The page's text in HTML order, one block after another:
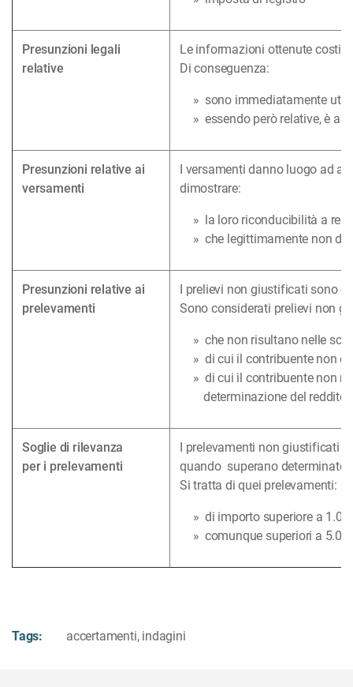
Presunzioni legali
relative
Le informazioni ottenute
Di conseguenza:
sono immediatamente
essendo però relative, è
Presunzioni relative ai
versamenti
I versamenti danno luogo ad
dimostrare:
la loro riconducibilità a
che legittimamente non
Presunzioni relative ai
prelevamenti
I prelievi non giustificati sono
Sono considerati prelievi non
che non risultano nelle
di cui il contribuente non è
di cui il contribuente non
determinazione del reddito
Soglie di rilevanza
per i prelevamenti
I prelevamenti non giustificati
quando superano determinate
Si tratta di quei prelevamenti:
di importo superiore a
comunque superiori a
Tags: accertamenti, indagini